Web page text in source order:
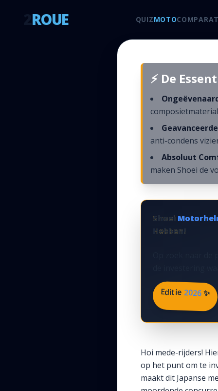
ROUE QUIZMOTO
⚡ De
anti-condens
Absoluut
maken Shoei de
Shoei
Hebben!
Editie2026✨
Hoi mede-rijders!
op het punt om te
maakt dit Japanse